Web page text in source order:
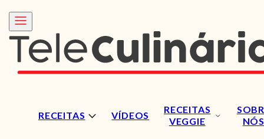
RECEITAS VÍDEOS
RECEITAS
VEGGIE
NÓS